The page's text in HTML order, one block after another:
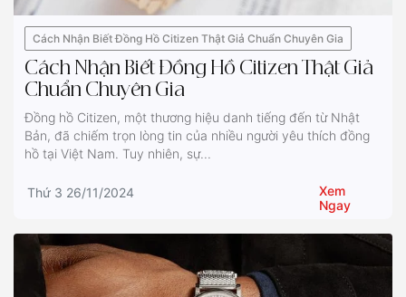
Cách Nhận Biết Đồng Hồ Citizen Thật Giả Chuẩn Chuyên Gia
Cách Nhận Biết Đồng Hồ Citizen Thật Giả
Chuẩn Chuyên Gia
Đồng hồ Citizen, một thương hiệu danh tiếng đến từ Nhật
Bản, đã chiếm trọn lòng tin của nhiều người yêu thích đồng
hồ tại Việt Nam. Tuy nhiên, sự...
Thứ 3 26/11/2024
Xem
Ngay